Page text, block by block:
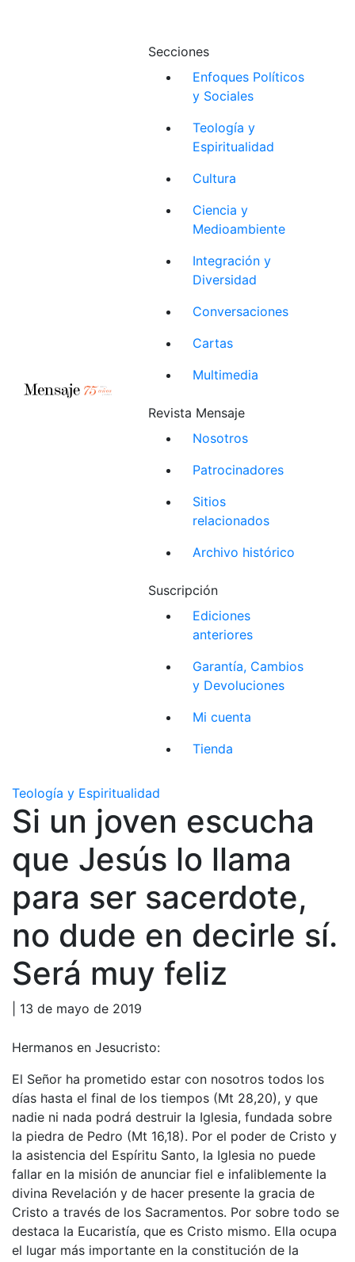
Secciones
Enfoques Políticos
y Sociales
Teología y
Espiritualidad
Cultura
Ciencia y
Medioambiente
Integración y
Diversidad
Conversaciones
Cartas
Multimedia
Revista Mensaje
Nosotros
Patrocinadores
Sitios
relacionados
Archivo histórico
Suscripción
Ediciones
anteriores
Garantía, Cambios
y Devoluciones
Mi cuenta
Tienda
Teología y Espiritualidad
Si un joven escucha
que Jesús lo llama
para ser sacerdote,
no dude en decirle sí.
Será muy feliz
| 13 de mayo de 2019
Hermanos en Jesucristo:
El Señor ha prometido estar con nosotros todos los
días hasta el final de los tiempos (Mt 28,20), y que
nadie ni nada podrá destruir la Iglesia, fundada sobre
la piedra de Pedro (Mt 16,18). Por el poder de Cristo y
la asistencia del Espíritu Santo, la Iglesia no puede
fallar en la misión de anunciar fiel e infaliblemente la
divina Revelación y de hacer presente la gracia de
Cristo a través de los Sacramentos. Por sobre todo se
destaca la Eucaristía, que es Cristo mismo. Ella ocupa
el lugar más importante en la constitución de la